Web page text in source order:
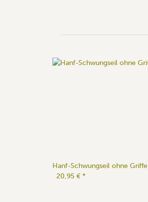
Hanf-Schwungseil ohne Griffe
20,95 € *